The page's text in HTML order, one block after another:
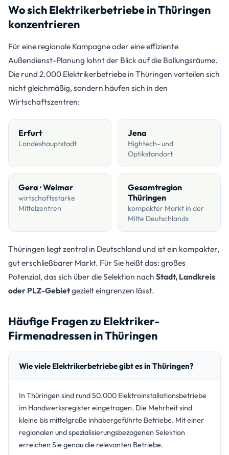
Wo sich Elektrikerbetriebe in Thüringen
konzentrieren
Für eine regionale Kampagne oder eine effiziente
Außendienst-Planung lohnt der Blick auf die Ballungsräume.
Die rund 2.000 Elektrikerbetriebe in Thüringen verteilen sich
nicht gleichmäßig, sondern häufen sich in den
Wirtschaftszentren:
Erfurt
Landeshauptstadt
Jena
Hightech- und
Optikstandort
Gera · Weimar
wirtschaftsstarke
Mittelzentren
Gesamtregion
Thüringen
kompakter Markt in der
Mitte Deutschlands
Thüringen liegt zentral in Deutschland und ist ein kompakter,
gut erschließbarer Markt. Für Sie heißt das: großes
Potenzial, das sich über die Selektion nach Stadt, Landkreis
oder PLZ-Gebietgezielt eingrenzen lässt.
Häufige Fragen zu Elektriker-
Firmenadressen in Thüringen
Wie viele Elektrikerbetriebe gibt es in Thüringen?
In Thüringen sind rund 50.000 Elektroinstallationsbetriebe
im Handwerksregister eingetragen. Die Mehrheit sind
kleine bis mittelgroße inhabergeführte Betriebe. Mit einer
regionalen und spezialisierungsbezogenen Selektion
erreichen Sie genau die relevanten Betriebe.